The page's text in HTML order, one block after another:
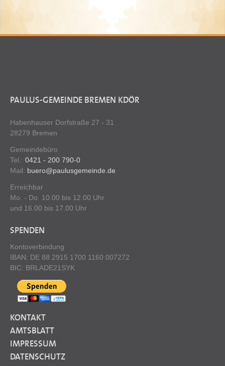
PAULUS-GEMEINDE BREMEN KDÖR
Habenhauser Dorfstraße 27 - 31
28279 Bremen
Gemeindebüro
Tel.: 0421 - 200 790-0
Mail: buero@paulusgemeinde.de
Erreichbar
Mo. - Do. 10.00 bis 12.00 Uhr
und 16.00 bis 17.00 Uhr
SPENDEN
Kontoverbindung
IBAN: DE 88 2915 1700 1160 007272
BIC: BRLADE21SYK
KONTAKT
AMTSBLATT
IMPRESSUM
DATENSCHUTZ